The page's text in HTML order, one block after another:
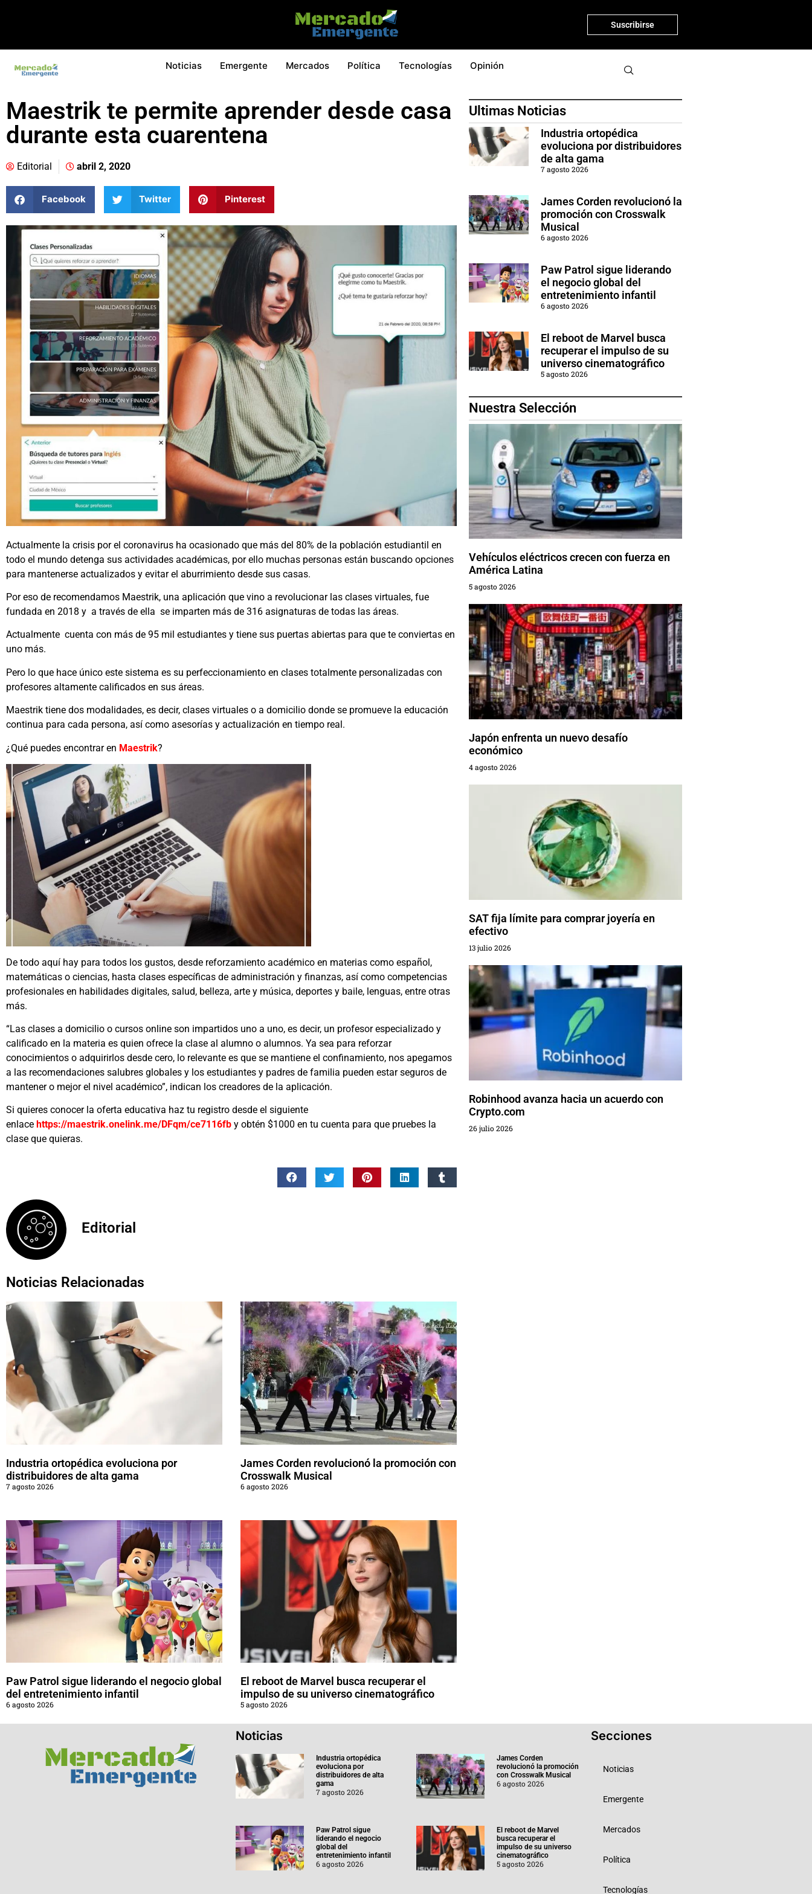
Suscribirse
Noticias Emergente Mercados Política Tecnologías Opinión
Maestrik te permite aprender desde casa
durante esta cuarentena
Editorial abril 2, 2020
Facebook Twitter Pinterest
Actualmente la crisis por el coronavirus ha ocasionado que más del 80% de la población estudiantil en
todo el mundo detenga sus actividades académicas, por ello muchas personas están buscando opciones
para mantenerse actualizados y evitar el aburrimiento desde sus casas.
Por eso de recomendamos Maestrik, una aplicación que vino a revolucionar las clases virtuales, fue
fundada en 2018 y a través de ella se imparten más de 316 asignaturas de todas las áreas.
Actualmente cuenta con más de 95 mil estudiantes y tiene sus puertas abiertas para que te conviertas en
uno más.
Pero lo que hace único este sistema es su perfeccionamiento en clases totalmente personalizadas con
profesores altamente calificados en sus áreas.
Maestrik tiene dos modalidades, es decir, clases virtuales o a domicilio donde se promueve la educación
continua para cada persona, así como asesorías y actualización en tiempo real.
¿Qué puedes encontrar en Maestrik?
De todo aquí hay para todos los gustos, desde reforzamiento académico en materias como español,
matemáticas o ciencias, hasta clases específicas de administración y finanzas, así como competencias
profesionales en habilidades digitales, salud, belleza, arte y música, deportes y baile, lenguas, entre otras
más.
“Las clases a domicilio o cursos online son impartidos uno a uno, es decir, un profesor especializado y
calificado en la materia es quien ofrece la clase al alumno o alumnos. Ya sea para reforzar
conocimientos o adquirirlos desde cero, lo relevante es que se mantiene el confinamiento, nos apegamos
a las recomendaciones salubres globales y los estudiantes y padres de familia pueden estar seguros de
mantener o mejor el nivel académico”, indican los creadores de la aplicación.
Si quieres conocer la oferta educativa haz tu registro desde el siguiente
enlace https://maestrik.onelink.me/DFqm/ce7116fb y obtén $1000 en tu cuenta para que pruebes la
clase que quieras.
Editorial
Noticias Relacionadas
Industria ortopédica evoluciona por
distribuidores de alta gama
7 agosto 2026
James Corden revolucionó la promoción con
Crosswalk Musical
6 agosto 2026
Paw Patrol sigue liderando el negocio global
del entretenimiento infantil
6 agosto 2026
El reboot de Marvel busca recuperar el
impulso de su universo cinematográfico
5 agosto 2026
Ultimas Noticias
Industria ortopédica
evoluciona por distribuidores
de alta gama
7 agosto 2026
James Corden revolucionó la
promoción con Crosswalk
Musical
6 agosto 2026
Paw Patrol sigue liderando
el negocio global del
entretenimiento infantil
6 agosto 2026
El reboot de Marvel busca
recuperar el impulso de su
universo cinematográfico
5 agosto 2026
Nuestra Selección
Vehículos eléctricos crecen con fuerza en
América Latina
5 agosto 2026
Japón enfrenta un nuevo desafío
económico
4 agosto 2026
SAT fija límite para comprar joyería en
efectivo
13 julio 2026
Robinhood avanza hacia un acuerdo con
Crypto.com
26 julio 2026
Noticias
Industria ortopédica
evoluciona por
distribuidores de alta
gama
7 agosto 2026
James Corden
revolucionó la promoción
con Crosswalk Musical
6 agosto 2026
Paw Patrol sigue
liderando el negocio
global del
entretenimiento infantil
6 agosto 2026
El reboot de Marvel
busca recuperar el
impulso de su universo
cinematográfico
5 agosto 2026
Secciones
Noticias
Emergente
Mercados
Política
Tecnologías